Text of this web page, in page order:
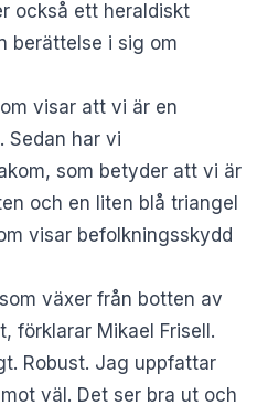
också ett heraldiskt
berättelse i sig om
visar att vi är en
Sedan har vi
som betyder att vi är
och en liten blå triangel
visar befolkningsskydd
växer från botten av
förklarar Mikael Frisell.
Robust. Jag uppfattar
väl. Det ser bra ut och